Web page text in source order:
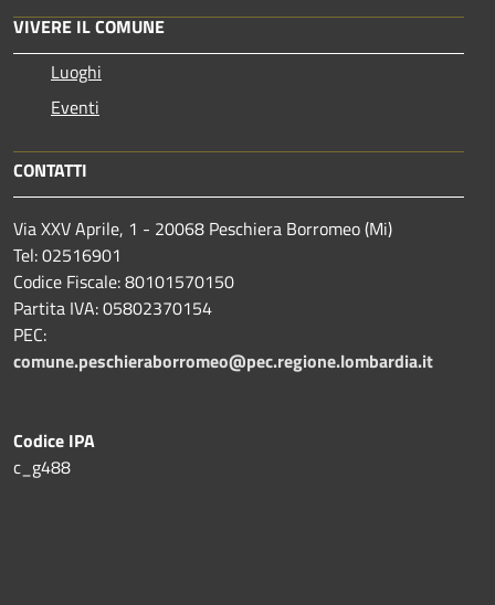
VIVERE IL COMUNE
Luoghi
Eventi
CONTATTI
Via XXV Aprile, 1 - 20068 Peschiera Borromeo (Mi)
Tel: 02516901
Codice Fiscale: 80101570150
Partita IVA: 05802370154
PEC:
comune.peschieraborromeo@pec.regione.lombardia.it
Codice IPA
c_g488